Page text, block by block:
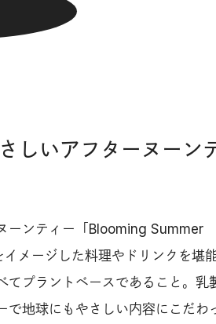
しいアフターヌーン
ーンティー「Blooming Summer
メージした料理やドリンクを堪
てプラントベースであること。乳
地球にもやさしい内容にこだわ